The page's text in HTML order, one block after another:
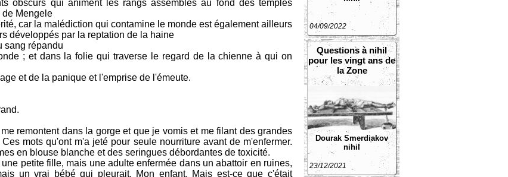
04/09/2022
Questions à nihil
pour les vingt ans de
la Zone
Dourak Smerdiakov
nihil
23/12/2021
obscurs qui animent les rangs assemblés au fond des temples
de Mengele
car la malédiction qui contamine le monde est également ailleurs
développés par la reptation de la haine
sang répandu
; et dans la folie qui traverse le regard de la chienne à qui on
et de la panique et l'emprise de l'émeute.
remontent dans la gorge et que je vomis et me filant des grandes
mots qu'ont m'a jeté pour seule nourriture avant de m'enfermer.
en blouse blanche et des seringues débordantes de toxicité.
petite fille, mais une adulte enfermée dans un abattoir en ruines,
un vrai bébé qui pleurait. Mon enfant. Mais est-ce que c'était